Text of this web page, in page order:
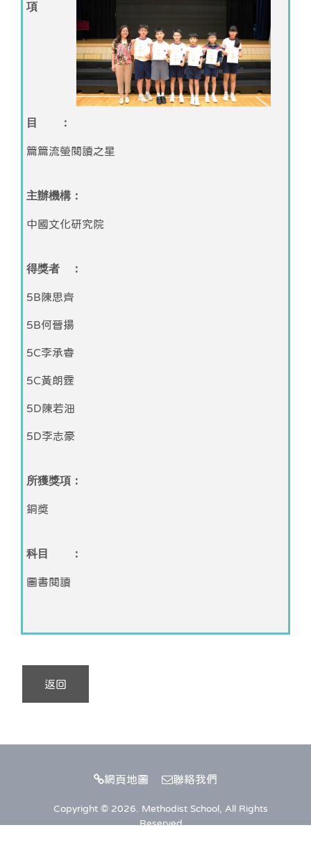
項
目 ：
篇篇流螢閱讀之星
主辦機構：
中國文化研究院
得獎者 ：
5B陳思齊
5B何晉揚
5C李承睿
5C黃朗霆
5D陳若沺
5D李志豪
所獲獎項：
銅獎
科目 ：
圖書閱讀
返回
網頁地圖 聯絡我們
Copyright © 2026. Methodist School, All Rights
Reserved